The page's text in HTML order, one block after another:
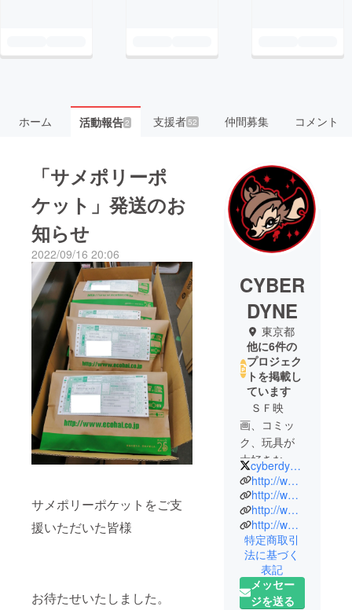
ホーム 活動報告2 支援者52 仲間募集 コメント
「サメポリーポ
ケット」発送のお
知らせ
2022/09/16 20:06
サメポリーポケットをご支
援いただいた皆様
お待たせいたしました。
CYBER
DYNE
東京都
他に6件の
プロジェク
トを掲載し
ています
ＳＦ映
画、コミッ
ク、玩具が
大好きな永
久少年少女
のための
アートブラ
ンドです。
東京国際
サメ映画
祭、小松崎
茂アート
cyberdyne2017
http://www.cyberdyne.co.jp/
http://www.cyberdyne.co.jp/zombiespeed
http://www.cyberdyne.co.jp/samepoly
http://www.cyberdyne.co.jp/kurayami
特定商取引
法に基づく
表記
メッセー
ジを送る